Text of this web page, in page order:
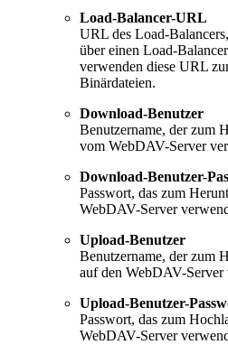
Load-Balancer-URL
URL des Load-
über einen Load-
verwenden diese URL
Binärdateien.
Download-Benutzer
Benutzername, der zum
vom WebDAV-Server
Download-Benutzer-
Passwort, das zum
WebDAV-Server
Upload-Benutzer
Benutzername, der zum
auf den WebDAV-
Upload-Benutzer-
Passwort, das zum
WebDAV-Server